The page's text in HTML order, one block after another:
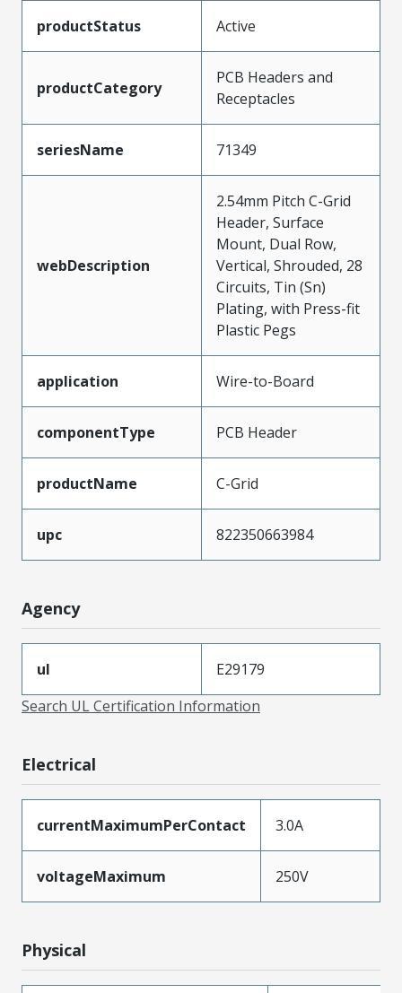
productStatus Active
productCategory
PCB Headers and
Receptacles
seriesName 71349
webDescription
2.54mm Pitch C-Grid
Header, Surface
Mount, Dual Row,
Vertical, Shrouded, 28
Circuits, Tin (Sn)
Plating, with Press-fit
Plastic Pegs
application Wire-to-Board
componentType PCB Header
productName C-Grid
upc 822350663984
Agency
ul
E29179
Search UL Certification Information
Electrical
currentMaximumPerContact 3.0A
voltageMaximum 250V
Physical